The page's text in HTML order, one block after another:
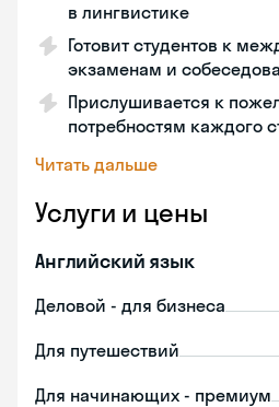
в лингвистике
Готовит студентов к
экзаменам и
Прислушивается к
потребностям каждого
Читать дальше
Услуги и цены
Английский язык
Деловой - для бизнеса
Для путешествий
Для начинающих - премиум